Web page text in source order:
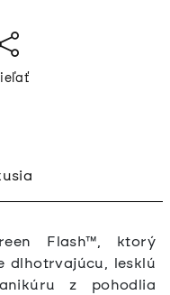
Flash™, ktorý
dlhotrvajúcu, lesklú
z pohodlia